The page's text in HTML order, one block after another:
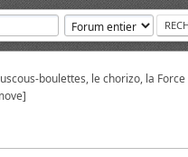
boulettes, le chorizo, la